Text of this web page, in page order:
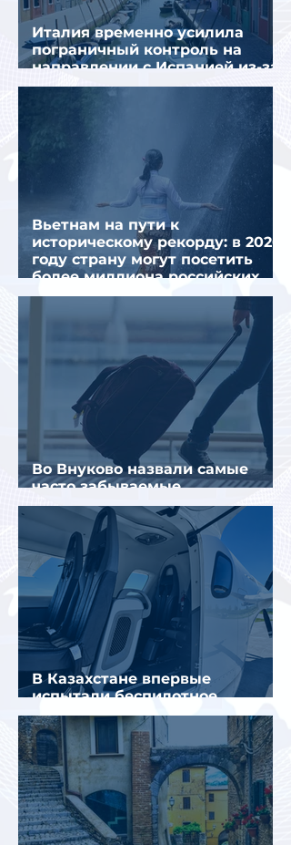
Италия временно усилила
пограничный контроль на
направлении с Испанией из-за
миграционного кризиса
Вьетнам на пути к
историческому рекорду: в 2026
году страну могут посетить
более миллиона российских
туристов
Во Внуково назвали самые
часто забываемые
пассажирами вещи
В Казахстане впервые
испытали беспилотное
аэротакси с пассажирами